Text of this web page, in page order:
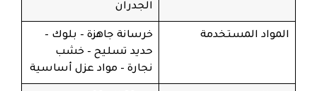
الجدران
المواد المستخدمة
خرسانة جاهزة – بلوك –
حديد تسليح – خشب
نجارة – مواد عزل أساسية